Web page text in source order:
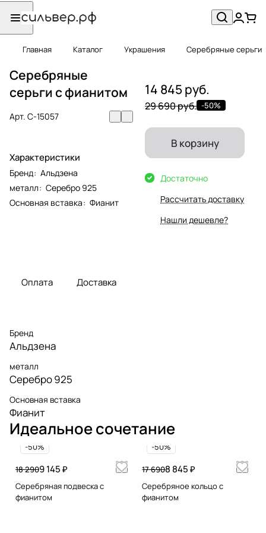
Главная Каталог Украшения Серебряные серьги
Серебряные
серьги с фианитом
Арт. С-15057
Характеристики
Бренд: Альдзена
металл: Серебро 925
Основная вставка: Фианит
14 845 руб.
29 690 руб. -50%
В корзину
Достаточно
Рассчитать доставку
Нашли дешевле?
Оплата Доставка
Бренд
Альдзена
металл
Серебро 925
Основная вставка
Фианит
Идеальное сочетание
-50%
9 145 ₽
18 290
Серебряная подвеска с
фианитом
-50%
8 845 ₽
17 690
Серебряное кольцо с
фианитом